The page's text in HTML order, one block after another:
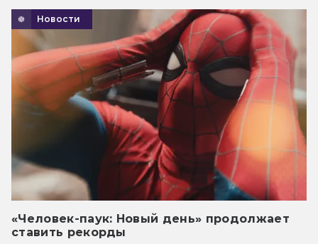
Новости
«Человек-паук: Новый день» продолжает
ставить рекорды